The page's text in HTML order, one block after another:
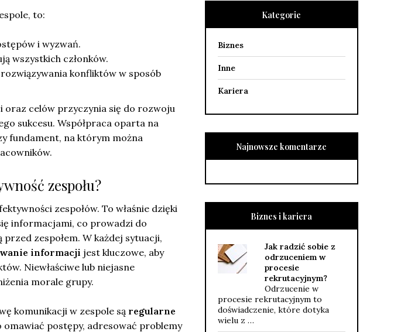
to:
i wyzwań.
wszystkich członków.
konfliktów w sposób
oraz celów przyczynia się do rozwoju
sukcesu. Współpraca oparta na
fundament, na którym można
zespołu?
zespołów. To właśnie dzięki
informacjami, co prowadzi do
zespołem. W każdej sytuacji,
informacji jest kluczowe, aby
Niewłaściwe lub niejasne
morale grupy.
komunikacji w zespole są regularne
omawiać postępy, adresować problemy
Kategorie
Biznes
Inne
Kariera
Najnowsze komentarze
Biznes i kariera
Jak radzić sobie z
odrzuceniem w
procesie
rekrutacyjnym?
Odrzucenie w
procesie rekrutacyjnym to
doświadczenie, które dotyka
wielu z …